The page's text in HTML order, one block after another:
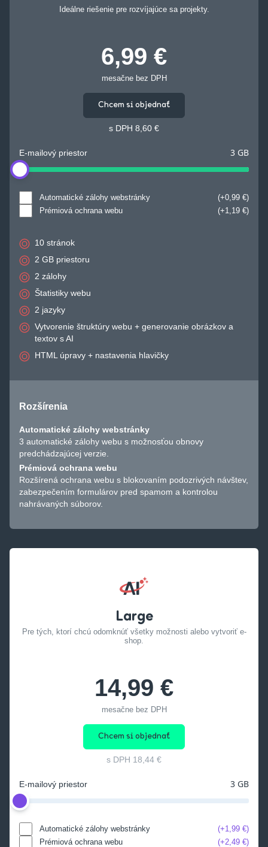
Ideálne riešenie pre rozvíjajúce sa projekty.
6,99 €
mesačne bez DPH
Chcem si objednať
s DPH 8,60 €
E-mailový priestor 3 GB
Automatické zálohy webstránky
0,99 €
Prémiová ochrana webu
1,19 €
10 stránok
2 GB priestoru
2 zálohy
Štatistiky webu
2 jazyky
Vytvorenie štruktúry webu + generovanie obrázkov a
textov s AI
HTML úpravy + nastavenia hlavičky
Rozšírenia
Automatické zálohy webstránky
3 automatické zálohy webu s možnosťou obnovy
predchádzajúcej verzie.
Prémiová ochrana webu
Rozšírená ochrana webu s blokovaním podozrivých návštev,
zabezpečením formulárov pred spamom a kontrolou
nahrávaných súborov.
Large
Pre tých, ktorí chcú odomknúť všetky možnosti alebo vytvoriť e-
shop.
14,99 €
mesačne bez DPH
Chcem si objednať
s DPH 18,44 €
E-mailový priestor 3 GB
Automatické zálohy webstránky
1,99 €
Prémiová ochrana webu
2,49 €